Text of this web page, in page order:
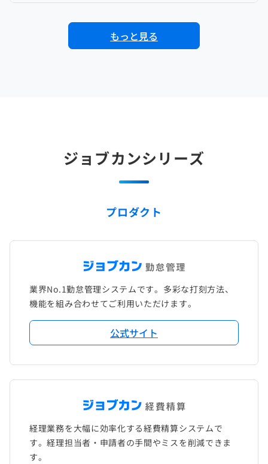
もっと見る
ジョブカンシリーズ
プロダクト
業界No.1勤怠管理システムです。多彩な打刻方法、
機能を組み合わせてご利用いただけます。
公式サイト
経理業務を大幅に効率化する経費精算システムで
す。経理担当者・申請者の手間やミスを削減できま
す。